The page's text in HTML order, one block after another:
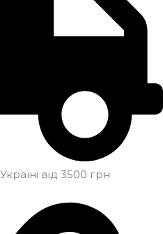
від 3500 грн